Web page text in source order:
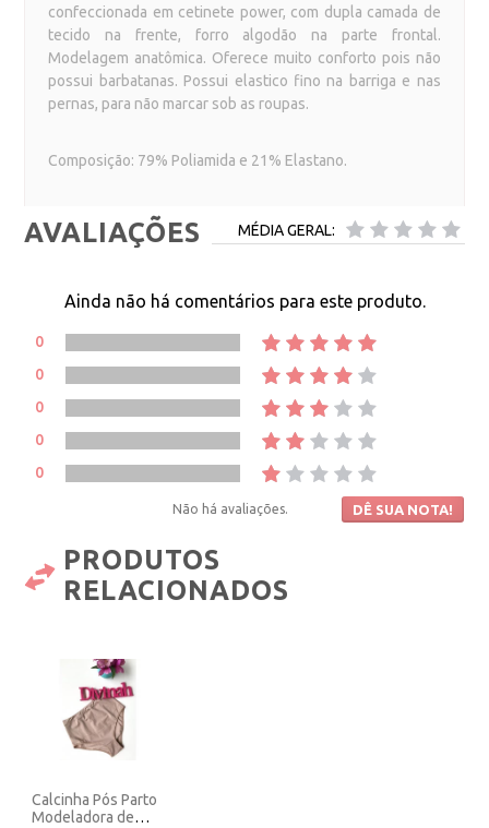
confeccionada em cetinete power, com dupla camada de
tecido na frente, forro algodão na parte frontal.
Modelagem anatômica. Oferece muito conforto pois não
possui barbatanas. Possui elastico fino na barriga e nas
pernas, para não marcar sob as roupas.
Composição: 79% Poliamida e 21% Elastano.
AVALIAÇÕES MÉDIA GERAL:
Ainda não há comentários para este produto.
0
0
0
0
0
Não há avaliações. DÊ SUA NOTA!
PRODUTOS
RELACIONADOS
Calcinha Pós Parto
Modeladora de